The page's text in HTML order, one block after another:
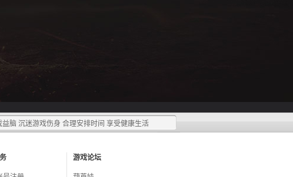
脑 沉迷游戏伤身 合理安排时间 享受健康生活
游戏论坛